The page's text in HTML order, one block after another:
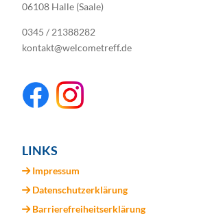
06108 Halle (Saale)
0345 / 21388282
kontakt@welcometreff.de
LINKS
Impressum
Datenschutzerklärung
Barrierefreiheitserklärung